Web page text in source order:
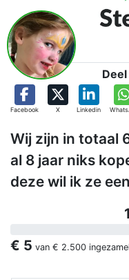
Facebook X Linkedin
Wij zijn in totaal
al 8 jaar niks
deze wil ik ze
€ 5 van € 2.500